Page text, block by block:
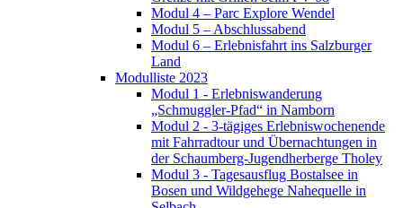
Modul 4 – Parc Explore Wendel
Modul 5 – Abschlussabend
Modul 6 – Erlebnisfahrt ins Salzburger
Land
Modulliste 2023
Modul 1 - Erlebniswanderung
„Schmuggler-Pfad“ in Namborn
Modul 2 - 3-tägiges Erlebniswochenende
mit Fahrradtour und Übernachtungen in
der Schaumberg-Jugendherberge Tholey
Modul 3 - Tagesausflug Bostalsee in
Bosen und Wildgehege Nahequelle in